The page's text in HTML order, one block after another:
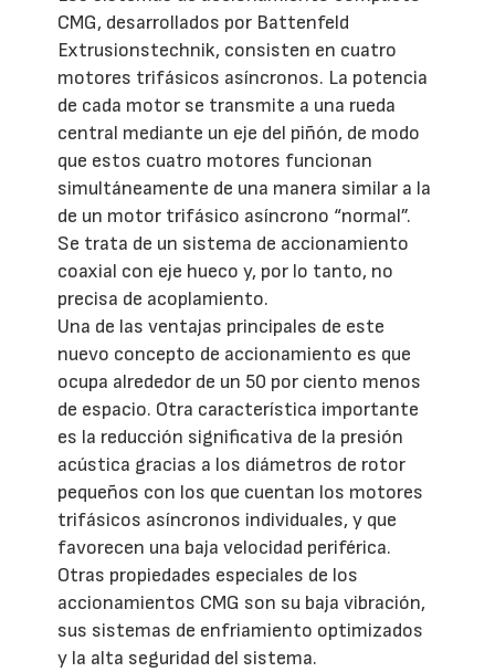
CMG, desarrollados por Battenfeld
Extrusionstechnik, consisten en cuatro
motores trifásicos asíncronos. La potencia
de cada motor se transmite a una rueda
central mediante un eje del piñón, de modo
que estos cuatro motores funcionan
simultáneamente de una manera similar a la
de un motor trifásico asíncrono “normal”.
Se trata de un sistema de accionamiento
coaxial con eje hueco y, por lo tanto, no
precisa de acoplamiento.
Una de las ventajas principales de este
nuevo concepto de accionamiento es que
ocupa alrededor de un 50 por ciento menos
de espacio. Otra característica importante
es la reducción significativa de la presión
acústica gracias a los diámetros de rotor
pequeños con los que cuentan los motores
trifásicos asíncronos individuales, y que
favorecen una baja velocidad periférica.
Otras propiedades especiales de los
accionamientos CMG son su baja vibración,
sus sistemas de enfriamiento optimizados
y la alta seguridad del sistema.